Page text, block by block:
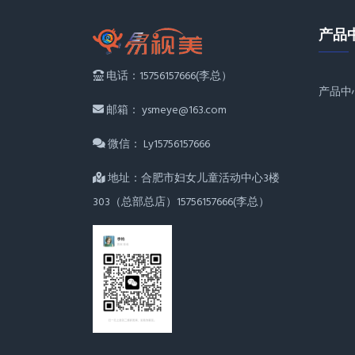
电话：15756157666(李总）
邮箱： ysmeye@163.com
微信： Ly15756157666
地址：合肥市妇女儿童活动中心3楼
303（总部总店）15756157666(李总）
产品
产品